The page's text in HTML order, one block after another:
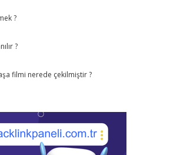
?
?
filmi nerede çekilmiştir ?